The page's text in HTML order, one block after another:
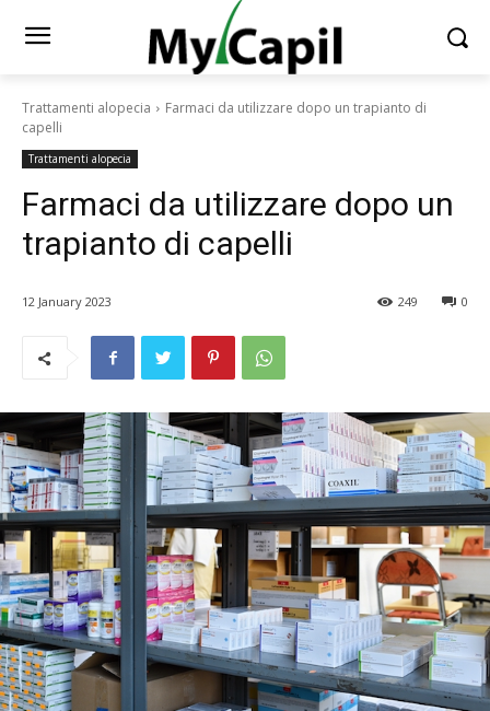
Trattamenti alopecia
Farmaci da utilizzare dopo un trapianto di
capelli
Trattamenti alopecia
Farmaci da utilizzare dopo un
trapianto di capelli
12 January 2023 0
249